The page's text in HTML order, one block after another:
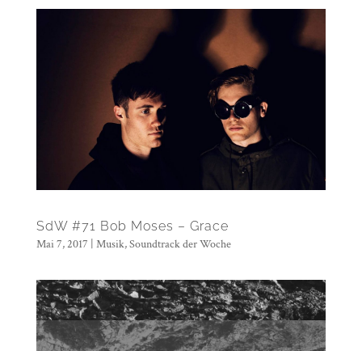
SdW #71 Bob Moses – Grace
Mai 7, 2017 Musik,Soundtrack der Woche